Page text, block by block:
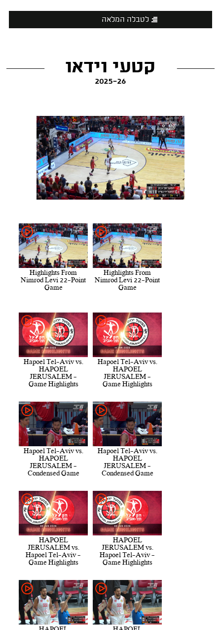
לטבלה המלאה
קטעי וידאו
2025-26
Highlights From
Nimrod Levi 22-Point
Game
Highlights From
Nimrod Levi 22-Point
Game
Hapoel Tel-Aviv vs.
HAPOEL
JERUSALEM -
Game Highlights
Hapoel Tel-Aviv vs.
HAPOEL
JERUSALEM -
Game Highlights
Hapoel Tel-Aviv vs.
HAPOEL
JERUSALEM -
Condensed Game
Hapoel Tel-Aviv vs.
HAPOEL
JERUSALEM -
Condensed Game
HAPOEL
JERUSALEM vs.
Hapoel Tel-Aviv -
Game Highlights
HAPOEL
JERUSALEM vs.
Hapoel Tel-Aviv -
Game Highlights